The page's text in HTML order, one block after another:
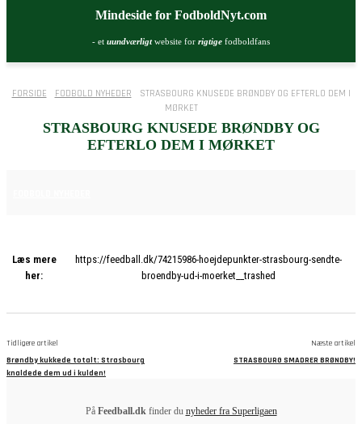
Mindeside for FodboldNyt.com
- et uundværligtwebsite for rigtige fodboldfans
FORSIDE FODBOLD NYHEDER
STRASBOURG KNUSEDE BRØNDBY OG EFTERLO DEM I
MØRKET
STRASBOURG KNUSEDE BRØNDBY OG
EFTERLO DEM I MØRKET
Læs mere
her:
https://feedball.dk/74215986-hoejdepunkter-strasbourg-sendte-
broendby-ud-i-moerket__trashed
Tidligere artikel
Brøndby kukkede totalt: Strasbourg
knaldede dem ud i kulden!
Næste artikel
STRASBOURG SMADRER BRØNDBY!
På Feedball.dkfinder du nyheder fra Superligaen